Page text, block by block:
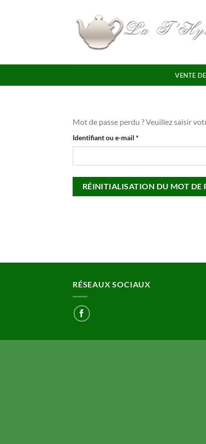
VENTE
Mot de passe perdu ? Veuillez saisir
Identifiant ou e-mail *
RÉINITIALISATION DU MOT DE
RÉSEAUX SOCIAUX